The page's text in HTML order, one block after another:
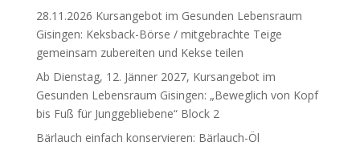
28.11.2026 Kursangebot im Gesunden Lebensraum
Gisingen: Keksback-Börse / mitgebrachte Teige
gemeinsam zubereiten und Kekse teilen
Ab Dienstag, 12. Jänner 2027, Kursangebot im
Gesunden Lebensraum Gisingen: „Beweglich von Kopf
bis Fuß für Junggebliebene“ Block 2
Bärlauch einfach konservieren: Bärlauch-Öl